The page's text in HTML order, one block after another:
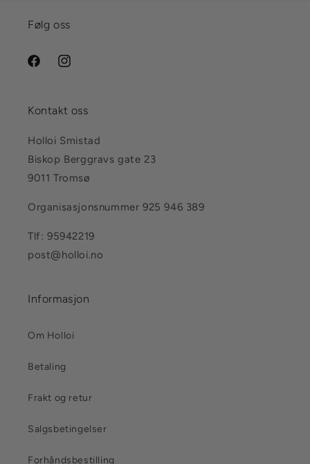
Følg oss
FacebookInstagram
Kontakt oss
Holloi Smistad
Biskop Berggravs gate 23
9011 Tromsø
Organisasjonsnummer 925 946 389
Tlf: 95942219
post@holloi.no
Informasjon
Om Holloi
Betaling
Frakt og retur
Salgsbetingelser
Forhåndsbestilling